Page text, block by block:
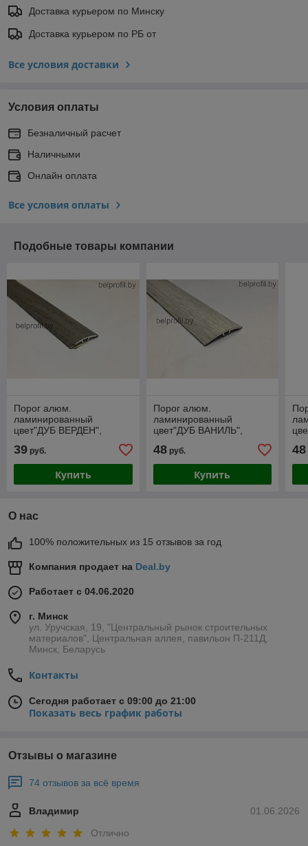
Доставка курьером по Минску
Доставка курьером по РБ от
Все условия доставки
Условия оплаты
Безналичный расчет
Наличными
Онлайн оплата
Все условия оплаты
Подобные товары компании
Порог алюм.
ламинированный
цвет"ДУБ ВЕРДЕН",
39 руб.
Купить
Порог алюм.
ламинированный
цвет"ДУБ ВАНИЛЬ",
48руб.
Купить
48
О нас
100% положительных из 15 отзывов за год
Компания продает на Deal.by
Работает с 04.06.2020
г. Минск
ул. Уручская, 19, "Центральный рынок строительных
материалов", Центральная аллея, павильон П-211Д,
Минск, Беларусь
Контакты
Сегодня работает с 09:00 до 21:00
Показать весь график работы
Отзывы о магазине
74 отзывов за всё время
01.06.2026
Владимир
Отлично